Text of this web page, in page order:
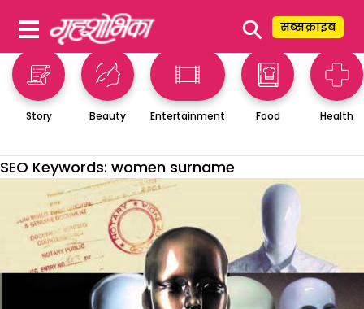
⚲ सब्सक्राइब
Story Beauty Entertainment Food Health
SEO Keywords: women surname